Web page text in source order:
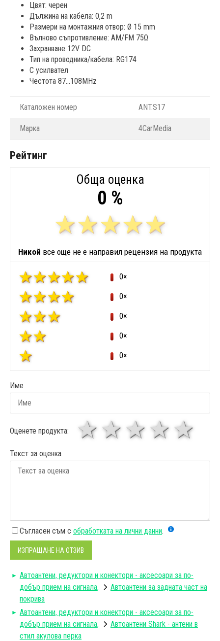
Цвят: черен
Дължина на кабела: 0,2 m
Размери на монтажния отвор: Ø 15 mm
Вълново съпротивление: AM/FM 75Ω
Захранване 12V DC
Тип на проводника/кабела: RG174
С усилвател
Честота 87...108MHz
Каталожен номер ANT.S17
Марка 4CarMedia
Рейтинг
Обща оценка
0 %
Никой все още не е направил рецензия на продукта
0×
0×
0×
0×
0×
Име
Оценете продукта: 4
3
звезди
1 звезда
Текст за оценка
Съгласен съм с обработката на лични данни.
ИЗПРАЩАНЕ НА ОТЗИВ
Автоантени, редуктори и конектори - аксесоари за по-
добър прием на сигнала,
Автоантени за задната част на
покрива
Автоантени, редуктори и конектори - аксесоари за по-
добър прием на сигнала,
Автоантени Shark - антени в
стил акулова перка